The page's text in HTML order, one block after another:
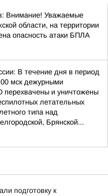
Внимание! Уважаемые
области, на территории
опасность атаки БПЛА
В течение дня в период
мск дежурными
перехвачены и уничтожены
летательных
типа над
Брянской...
подготовку к